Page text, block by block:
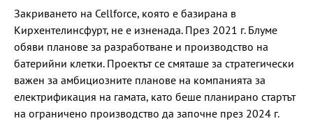
Закриването на Cellforce, която е базирана в
Кирхентелинсфурт, не е изненада. През 2021 г. Блуме
обяви планове за разработване и производство на
батерийни клетки. Проектът се смяташе за стратегически
важен за амбициозните планове на компанията за
електрификация на гамата, като беше планирано стартът
на ограничено производство да започне през 2024 г.